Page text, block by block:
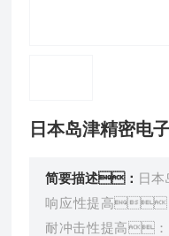
日本岛津精密电
简要描述： 日本
响应性提高
耐冲击性提高：